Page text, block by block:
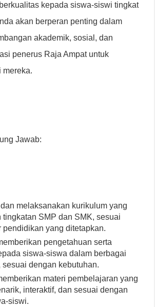
kepada siswa-siswi tingkat
akan berperan penting dalam
akademik, sosial, dan
penerus Raja Ampat untuk
mereka.
Jawab:
melaksanakan kurikulum yang
tingkatan SMP dan SMK, sesuai
pendidikan yang ditetapkan.
pengetahuan serta
siswa-siswa dalam berbagai
sesuai dengan kebutuhan.
materi pembelajaran yang
interaktif, dan sesuai dengan
siswi.